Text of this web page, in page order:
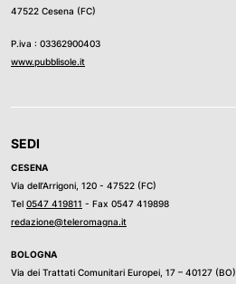
47522 Cesena (FC)
P.iva : 03362900403
www.pubblisole.it
SEDI
CESENA
Via dell’Arrigoni, 120 - 47522 (FC)
Tel 0547 419811 - Fax 0547 419898
redazione@teleromagna.it
BOLOGNA
Via dei Trattati Comunitari Europei, 17 – 40127 (BO)